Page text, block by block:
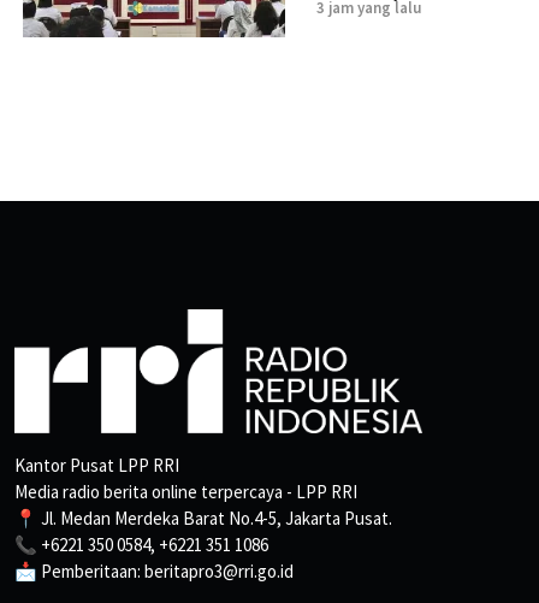
3 jam yang lalu
Kantor Pusat LPP RRI
Media radio berita online terpercaya - LPP RRI
📍 Jl. Medan Merdeka Barat No.4-5, Jakarta Pusat.
📞 +6221 350 0584, +6221 351 1086
📩 Pemberitaan: beritapro3@rri.go.id